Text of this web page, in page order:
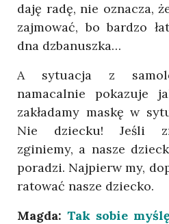
daję radę, nie oznacza,
zajmować, bo bardzo
dna dzbanuszka…
A sytuacja z
namacalnie pokazuje
zakładamy maskę w
Nie dziecku! Jeśli
zginiemy, a nasze
poradzi. Najpierw my,
ratować nasze dziecko.
Magda: Tak sobie